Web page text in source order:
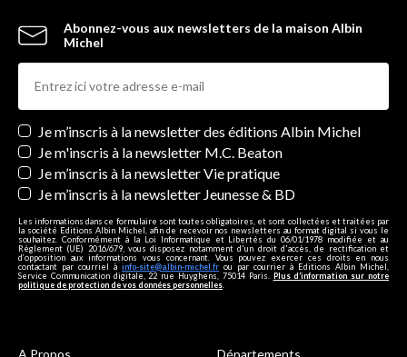
Abonnez-vous aux newsletters de la maison Albin
Michel
Newsletters
Je m’inscris à la newsletter des éditions Albin Michel
Je m'inscris à la newsletter M.C. Beaton
Je m’inscris à la newsletter Vie pratique
Je m’inscris à la newsletter Jeunesse & BD
Les informations dans ce formulaire sont toutes obligatoires, et sont collectées et traitées par
la société Editions Albin Michel, afin de recevoir nos newsletters au format digital si vous le
souhaitez. Conformément à la Loi Informatique et Libertés du 06/01/1978 modifiée et au
Règlement (UE) 2016/679, vous disposez notamment d'un droit d'accès, de rectification et
d’opposition aux informations vous concernant. Vous pouvez exercer ces droits en nous
contactant par courriel à info-site@albin-michel.fr ou par courrier à Editions Albin Michel,
Service Communication digitale, 22 rue Huyghens, 75014 Paris. Plus d’information sur notre
politique de protection de vos données personnelles
A Propos Départements